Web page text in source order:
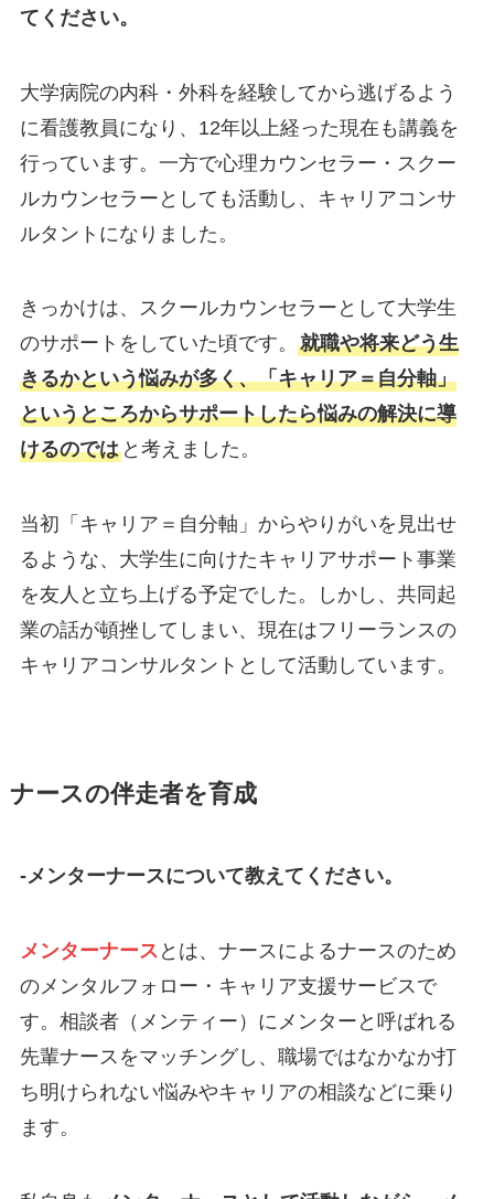
てください。
大学病院の内科・外科を経験してから逃げるよう
に看護教員になり、12年以上経った現在も講義を
行っています。一方で心理カウンセラー・スクー
ルカウンセラーとしても活動し、キャリアコンサ
ルタントになりました。
きっかけは、スクールカウンセラーとして大学生
のサポートをしていた頃です。 就職や将来どう生
きるかという悩みが多く、「キャリア＝自分軸」
というところからサポートしたら悩みの解決に導
けるのではと考えました。
当初「キャリア＝自分軸」からやりがいを見出せ
るような、大学生に向けたキャリアサポート事業
を友人と立ち上げる予定でした。しかし、共同起
業の話が頓挫してしまい、現在はフリーランスの
キャリアコンサルタントとして活動しています。
ナースの伴走者を育成
-メンターナースについて教えてください。
メンターナース とは、ナースによるナースのため
のメンタルフォロー・キャリア支援サービスで
す。相談者（メンティー）にメンターと呼ばれる
先輩ナースをマッチングし、職場ではなかなか打
ち明けられない悩みやキャリアの相談などに乗り
ます。